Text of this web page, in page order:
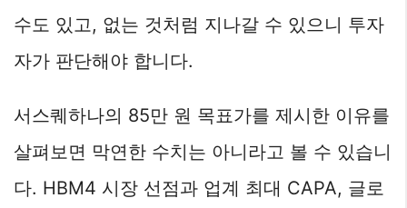
수도 있고, 없는 것처럼 지나갈 수 있으니 투자
자가 판단해야 합니다.
서스퀘하나의 85만 원 목표가를 제시한 이유를
살펴보면 막연한 수치는 아니라고 볼 수 있습니
다. HBM4 시장 선점과 업계 최대 CAPA, 글로